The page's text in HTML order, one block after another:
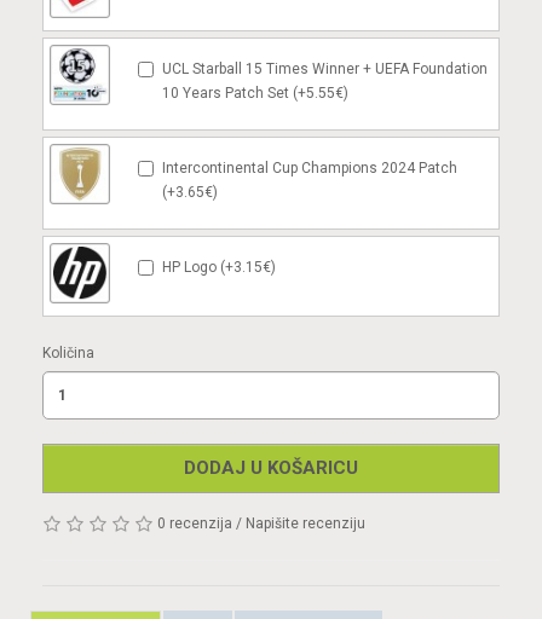
UCL Starball 15 Times Winner + UEFA Foundation
10 Years Patch Set (+5.55€)
Intercontinental Cup Champions 2024 Patch
(+3.65€)
HP Logo (+3.15€)
Količina
DODAJ U KOŠARICU
0 recenzija / Napišite recenziju